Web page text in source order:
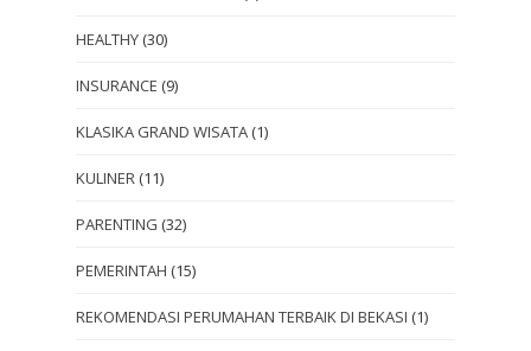
HEALTHY (30)
INSURANCE (9)
KLASIKA GRAND WISATA (1)
KULINER (11)
PARENTING (32)
PEMERINTAH (15)
REKOMENDASI PERUMAHAN TERBAIK DI BEKASI (1)